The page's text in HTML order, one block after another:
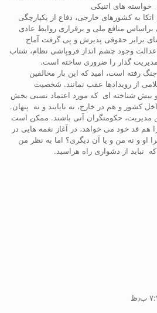
های اتنیکی
به کشورهای خارجی، دفاع از یکپارچگی
منافع ملی و برقراری روابط عادی
برابر حقوقی پذیرش و پی گرفت آماج
وجود چشم انداز فروپاشی نظام، شتاب
گذار را ضروری ساخته است.
رفته است، امید که این بار مخالفین
از رویدادها عقب نمانند. شخصیت
بیش شناخته ای که مورد اعتماد نسبی بخش
کشور و هم در خارج، نه نایابند و نه پنهان.
مدیریت، حکومتگران آتی باشند. ممکن است
هم قد خود می خواهد، در آغاز نغمه هایی در
او و نه من و یا آن دیگری؟ اما به نظر من
از دشواری راه هراسید.